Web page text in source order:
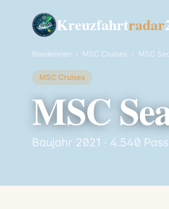
Kreuzfahrtradar
Reedereien › MSC Cruises › MSC
MSC Cruises
MSC
Baujahr 2021 · 4.540